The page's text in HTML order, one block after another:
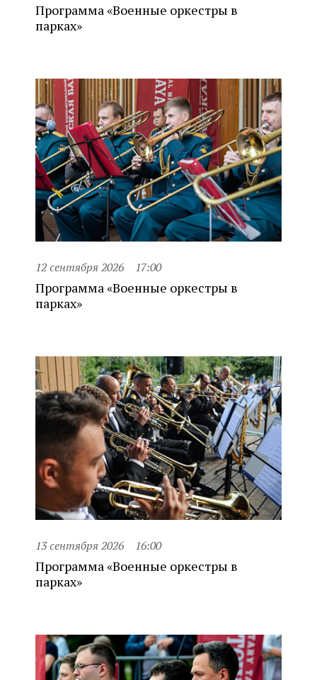
Программа «Военные оркестры в
парках»
12 сентября 2026 17:00
Программа «Военные оркестры в
парках»
13 сентября 2026 16:00
Программа «Военные оркестры в
парках»